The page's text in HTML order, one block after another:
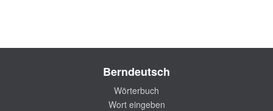
Berndeutsch
Wörterbuch
Wort eingeben